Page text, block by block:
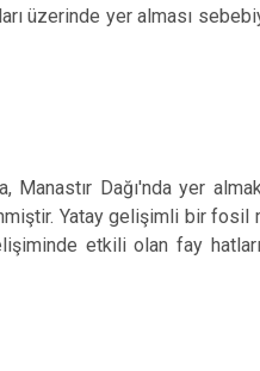
üzerinde yer alması
Manastır Dağı'nda yer
Yatay gelişimli bir fosil
etkili olan fay